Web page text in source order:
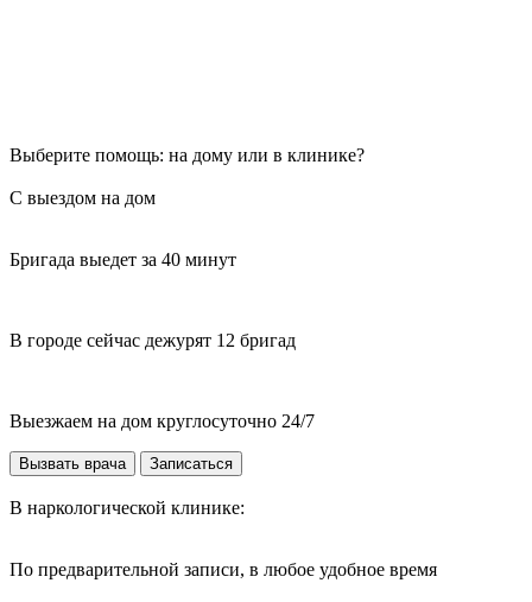
Выберите помощь: на дому или в клинике?
С выездом на дом
Бригада выедет за 40 минут
В городе сейчас дежурят 12 бригад
Выезжаем на дом круглосуточно 24/7
Вызвать врача Записаться
В наркологической клинике:
По предварительной записи, в любое удобное время